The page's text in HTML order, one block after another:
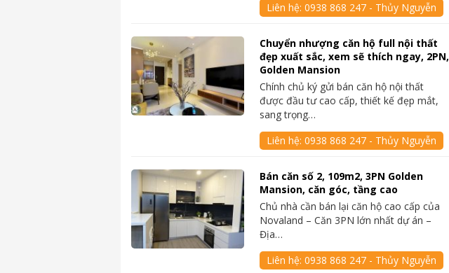
Liên hệ:0938 868 247 - Thủy Nguyễn
Chuyển nhượng căn hộ full nội thất
đẹp xuất sắc, xem sẽ thích ngay, 2PN,
Golden Mansion
Chính chủ ký gửi bán căn hộ nội thất
được đầu tư cao cấp, thiết kế đẹp mắt,
sang trọng…
Liên hệ:0938 868 247 - Thủy Nguyễn
Bán căn số 2, 109m2, 3PN Golden
Mansion, căn góc, tầng cao
Chủ nhà cần bán lại căn hộ cao cấp của
Novaland – Căn 3PN lớn nhất dự án –
Địa…
Liên hệ:0938 868 247 - Thủy Nguyễn